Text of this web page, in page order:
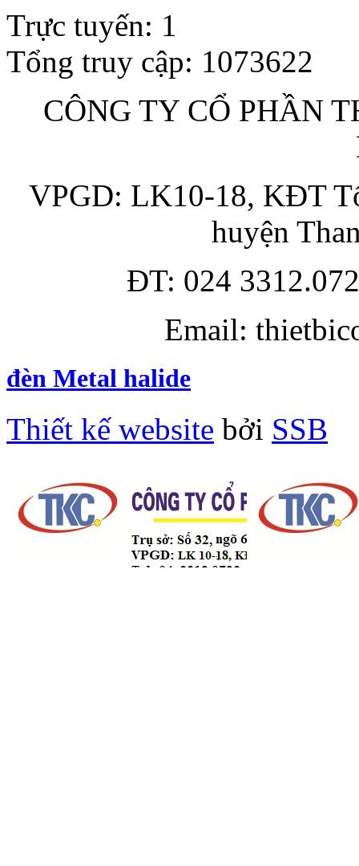
Trực tuyến: 1
Tổng truy cập: 1073622
CÔNG TY CỔ PHẦN
VPGD: LK10-18, KĐT
huyện
ĐT: 024
Email:
đèn Metal halide
Thiết kế website bởi SSB